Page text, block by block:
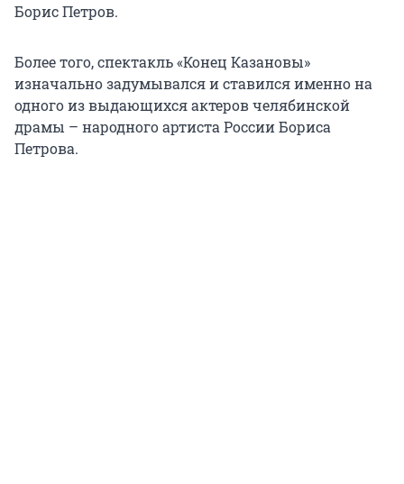
Борис Петров.
Более того, спектакль «Конец Казановы»
изначально задумывался и ставился именно на
одного из выдающихся актеров челябинской
драмы – народного артиста России Бориса
Петрова.